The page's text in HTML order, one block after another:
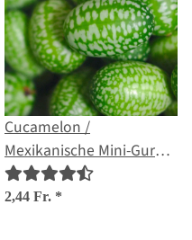
Cucamelon /
Mexikanische Mini-Gurke
(Melothria scabra) Samen
2,44 Fr. *